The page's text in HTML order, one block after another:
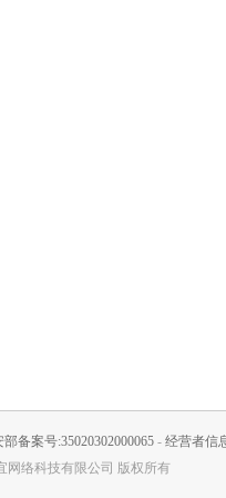
部备案号:35020302000065 - 经营者信
网络科技有限公司 版权所有